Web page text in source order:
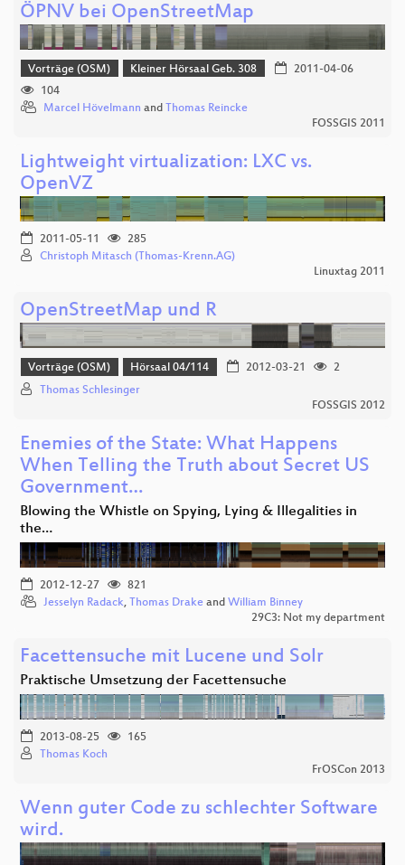
ÖPNV bei OpenStreetMap
Vorträge (OSM) Kleiner Hörsaal Geb. 308
2011-04-06
104
Marcel Hövelmann and Thomas Reincke
FOSSGIS 2011
Lightweight virtualization: LXC vs.
OpenVZ
2011-05-11
285
Christoph Mitasch (Thomas-Krenn.AG)
Linuxtag 2011
OpenStreetMap und R
Vorträge (OSM) Hörsaal 04/114 2012-03-21
2
Thomas Schlesinger
FOSSGIS 2012
Enemies of the State: What Happens
When Telling the Truth about Secret US
Government…
Blowing the Whistle on Spying, Lying & Illegalities in
the…
2012-12-27
821
Jesselyn Radack, Thomas Drake and William Binney
29C3: Not my department
Facettensuche mit Lucene und Solr
Praktische Umsetzung der Facettensuche
2013-08-25
165
Thomas Koch
FrOSCon 2013
Wenn guter Code zu schlechter Software
wird.